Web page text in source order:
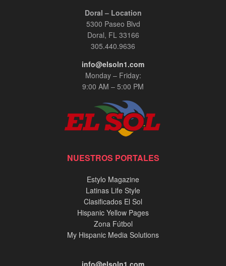
Doral – Location
5300 Paseo Blvd
Doral, FL 33166
305.440.9636
info@elsoln1.com
Monday – Friday:
9:00 AM – 5:00 PM
NUESTROS PORTALES
Estylo Magazine
Latinas Life Style
Clasificados El Sol
Hispanic Yellow Pages
Zona Fútbol
My Hispanic Media Solutions
info@elsoln1.com